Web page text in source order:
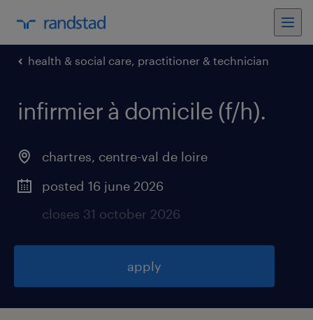
health & social care, practitioner & technician
infirmier à domicile (f/h).
chartres, centre-val de loire
posted 16 june 2026
closes 31 october 2026
apply